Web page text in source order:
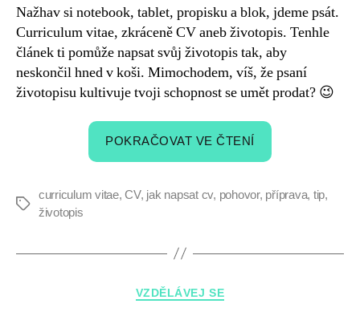
Bravíčko,
napiš
svoje
CVčko!
Nažhav si notebook, tablet, propisku a blok, jdeme psát.
Curriculum vitae, zkráceně CV aneb životopis. Tenhle
článek ti pomůže napsat svůj životopis tak, aby
neskončil hned v koši. Mimochodem, víš, že psaní
životopisu kultivuje tvoji schopnost se umět prodat? 😉
POKRAČOVAT VE ČTENÍ
„Román,
slohovka,
napiš
Štítky
curriculum vitae,CV, jak napsat cv, pohovor, příprava, tip,
životopis
Rubriky
VZDĚLÁVEJ SE